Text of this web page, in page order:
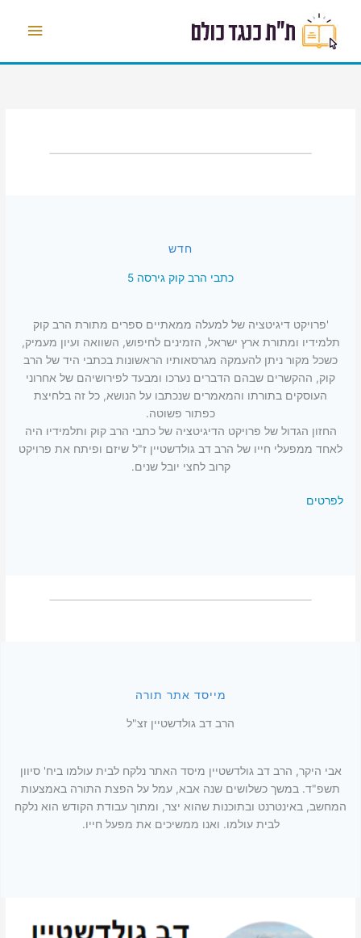
לתוכן
ראשי
חדש
כתבי הרב קוק גירסה 5
'פרויקט דיגיטציה של למעלה ממאתיים ספרים מתורת הרב קוק
תלמידיו ומתורת ארץ ישראל, הזמינים לחיפוש, השוואה ועיון מעמיק,
כשכל מקור ניתן להעמקה מגרסאותיו הראשונות בכתבי היד של הרב
קוק, ההקשרים שבהם הדברים נערכו ומבעד לפירושיהם של אחרוני
העוסקים בתורתו והמאמרים שנכתבו על הנושא, כל זה בלחיצת
כפתור פשוטה.
החזון הגדול של פרויקט הדיגיטציה של כתבי הרב קוק ותלמידיו היה
לאחד ממפעלי חייו של הרב דב גולדשטיין ז"ל שיזם ופיתח את פרויקט
קרוב לחצי יובל שנים.
לפרטים
מייסד אתר תורה
הרב דב גולדשטיין זצ"ל
אבי היקר, הרב דב גולדשטיין מיסד האתר נלקח לבית עולמו ביח' סיוון
תשפ"ד. במשך כשלושים שנה אבא, עמל על הפצת התורה באמצעות
המחשב, באינטרנט ובתוכנות שהוא יצר, ומתוך עבודת הקודש הוא נלקח
לבית עולמו. ואנו ממשיכים את מפעל חייו.